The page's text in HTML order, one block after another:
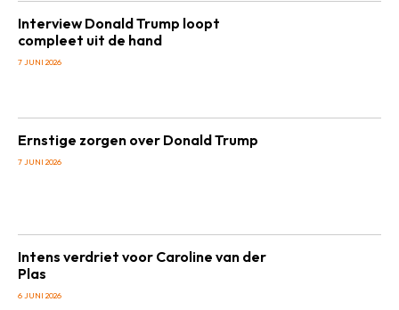
Interview Donald Trump loopt
compleet uit de hand
7 JUNI 2026
Ernstige zorgen over Donald Trump
7 JUNI 2026
Intens verdriet voor Caroline van der
Plas
6 JUNI 2026